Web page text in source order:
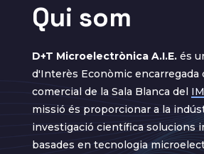
Qui som
D+T Microelectrònica A.I.E.és
d'Interès Econòmic encarregada
comercial de la Sala Blanca del
missió és proporcionar a la
investigació científica solucions
basades en tecnologia